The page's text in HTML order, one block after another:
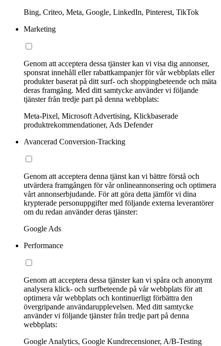
Bing, Criteo, Meta, Google, LinkedIn, Pinterest, TikTok
Marketing
Genom att acceptera dessa tjänster kan vi visa dig annonser,
sponsrat innehåll eller rabattkampanjer för vår webbplats eller
produkter baserat på ditt surf- och shoppingbeteende och mäta
deras framgång. Med ditt samtycke använder vi följande
tjänster från tredje part på denna webbplats:
Meta-Pixel, Microsoft Advertising, Klickbaserade
produktrekommendationer, Ads Defender
Avancerad Conversion-Tracking
Genom att acceptera denna tjänst kan vi bättre förstå och
utvärdera framgången för vår onlineannonsering och optimera
vårt annonserbjudande. För att göra detta jämför vi dina
krypterade personuppgifter med följande externa leverantörer
om du redan använder deras tjänster:
Google Ads
Performance
Genom att acceptera dessa tjänster kan vi spåra och anonymt
analysera klick- och surfbeteende på vår webbplats för att
optimera vår webbplats och kontinuerligt förbättra den
övergripande användarupplevelsen. Med ditt samtycke
använder vi följande tjänster från tredje part på denna
webbplats:
Google Analytics, Google Kundrecensioner, A/B-Testing